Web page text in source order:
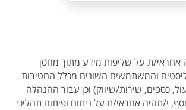
אחראי/ת על שליפות מידע מתוך מחסן
והמשתמשים השונים מכלל החטיבות
כספים, שירות/שיווק) וכן עבור ההנהלה
י/תהיה אחראי/ת על ניתוח ופיתוח תהליכי